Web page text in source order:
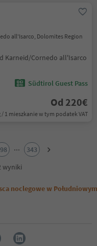
all'Isarco, Dolomites Region
Karneid/Cornedo all'Isarco
Südtirol Guest Pass
Od 220€
/ 1 mieszkanie w tym podatek VAT
...
343
wyniki
noclegowe w